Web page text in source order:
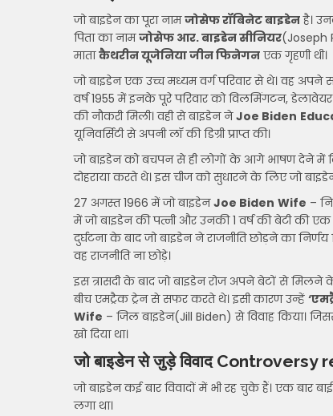
जो बाइडेन का पूरा नामजोसेफ रॉबिनेटबाइडेनहै।
पिता का नामजोसेफ आर. बाइडेन सीनियर(Joseph
माताकैथरीन यूजेनिया जीन फिनेगन एक गृहणी थी।
जो बाइडेन एक उच्च मध्यम वर्ग परिवार से थे। वह
वर्ष 1955 में इनके पूरे परिवार को विलमिंगटन,
की नौकरी मिली। वही से बाइडेन नेJoe Biden
यूनिवर्सिटी से अपनी लॉ की डिग्री प्राप्त की।
जो बाइडेन को बचपन से ही लोगों के आगे भाषण देने में
दोहराया करते थे। इस चीज को सुधारने के लिए जो
27 अगस्त 1966 में जो बाइडेनJoe Biden Wife –
में जो बाइडेन की पत्नी और उनकी 1 वर्ष की बेटी की
दुर्घटना के बाद जो बाइडेन ने राजनीति छोड़ने का
वह राजनीति ना छोड़े।
इस त्रासदी के बाद जो बाइडेन रोज अपने बेटों से
बीच एमट्रैक ट्रेन से सफर करते थे। इसी कारण उन्हें
Wife – जिल बाइडेन(Jill Biden) से विवाह किया।
खो दिया था।
जो बाइडेन से जुड़े विवाद
जो बाइडेन कई बार विवादों में भी रह चुके हैं। एक बार
लगा था।